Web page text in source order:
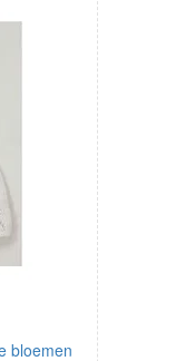
bloemen